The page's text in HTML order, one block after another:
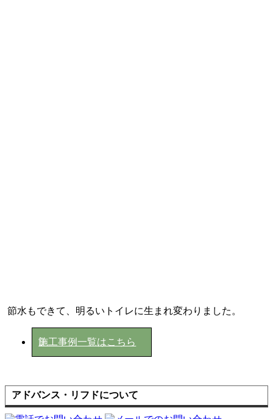
節水もできて、明るいトイレに生まれ変わりました。
施工事例一覧はこちら
アドバンス・リフドについて